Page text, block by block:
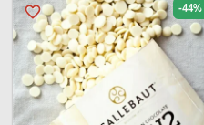
favorite_border -44%